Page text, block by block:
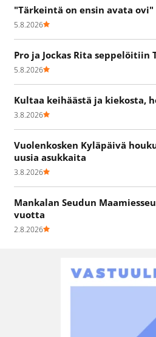
"Tärkeintä on ensin avata ovi"
5.8.2026
Pro ja Jockas Rita seppelöitiin
5.8.2026
Kultaa keihäästä ja kiekosta,
3.8.2026
Vuolenkosken Kyläpäivä
uusia asukkaita
3.8.2026
Mankalan Seudun
vuotta
2.8.2026